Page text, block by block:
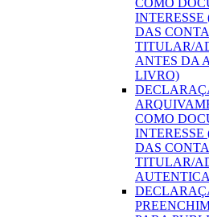
INTERESSE
DAS
TITULAR/
ANTES DA
LIVRO)
COMO
INTERESSE
DAS
TITULAR/